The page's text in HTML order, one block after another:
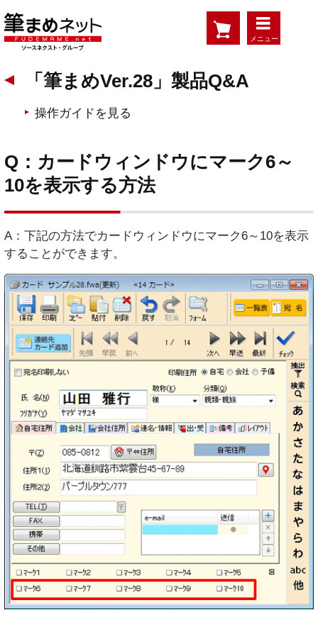
メニュー
「筆まめVer.28」製品Q&A
操作ガイドを見る
Q：カードウィンドウにマーク6～
10を表示する方法
A：下記の方法でカードウィンドウにマーク6～10を表示
することができます。